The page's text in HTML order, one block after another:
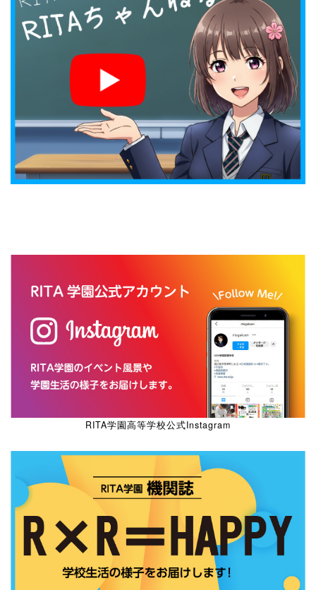
RITA学園高等学校公式Instagram